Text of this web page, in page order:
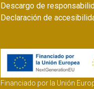
Descargo de
Declaración de
Financiado por la Unión